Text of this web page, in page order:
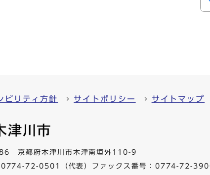
ビリティ方針 サイトポリシー サイトマップ
京都府木津川市木津南垣外110-9
0774-72-0501 （代表）ファックス番号：0774-72-